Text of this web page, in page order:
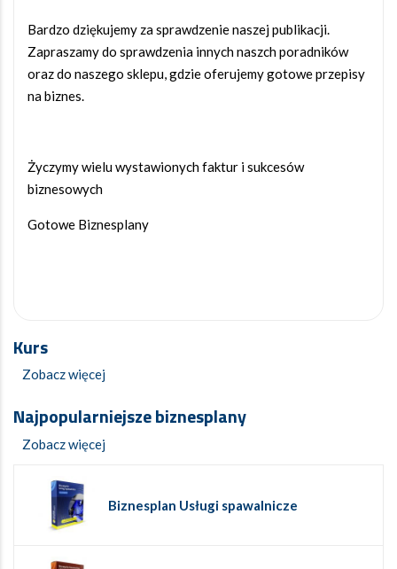
Bardzo dziękujemy za sprawdzenie naszej publikacji.
Zapraszamy do sprawdzenia innych naszch poradników
oraz do naszego sklepu, gdzie oferujemy gotowe przepisy
na biznes.
Życzymy wielu wystawionych faktur i sukcesów
biznesowych
Gotowe Biznesplany
Kurs
Zobacz więcej
Najpopularniejsze biznesplany
Zobacz więcej
Biznesplan Usługi spawalnicze